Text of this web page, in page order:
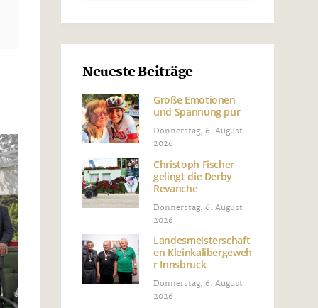
Neueste Beiträge
Große Emotionen
und Spannung pur
Donnerstag, 6. August
2026
Christoph Fischer
gelingt die Derby
Revanche
Donnerstag, 6. August
2026
Landesmeisterschaft
en Kleinkalibergeweh
r Innsbruck
Donnerstag, 6. August
2026